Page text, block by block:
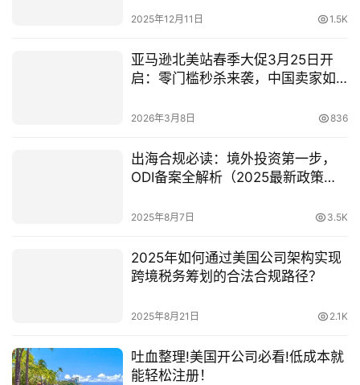
2025年12月11日 1.5K
亚马逊北美站春季大促3月25日开
启：零门槛秒杀来袭，中国卖家如
2026年3月8日 836
出海合规必读：境外投资第一步，
ODI备案全解析（2025最新政策
2025年8月7日 3.5K
2025年如何通过美国公司架构实现
跨境税务筹划的合法合规路径？
2025年8月21日 2.1K
吐血整理!美国开公司必看!低成本就
能轻松注册！